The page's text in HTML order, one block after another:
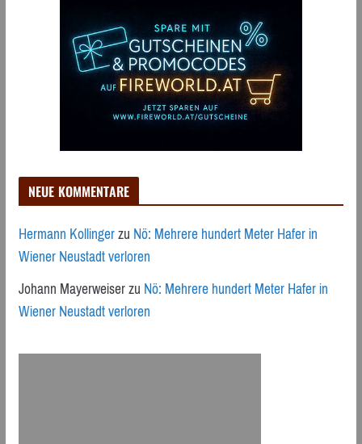
NEUE KOMMENTARE
Hermann KollingerzuNö: Mehrere hundert Meter Hafer in
Wiener Neustadt verloren
Johann MayerweiserzuNö: Mehrere hundert Meter Hafer in
Wiener Neustadt verloren